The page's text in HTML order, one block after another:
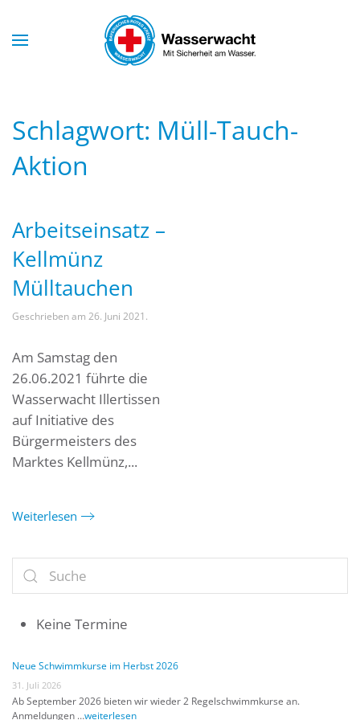
Skip to main content
Schlagwort: Müll-Tauch-
Aktion
Arbeitseinsatz –
Kellmünz
Mülltauchen
Geschrieben am 26. Juni 2021 .
Am Samstag den
26.06.2021 führte die
Wasserwacht Illertissen
auf Initiative des
Bürgermeisters des
Marktes Kellmünz,...
Weiterlesen
Keine Termine
Neue Schwimmkurse im Herbst 2026
31. Juli 2026
Ab September 2026 bieten wir wieder 2 Regelschwimmkurse an.
Anmeldungen …weiterlesen